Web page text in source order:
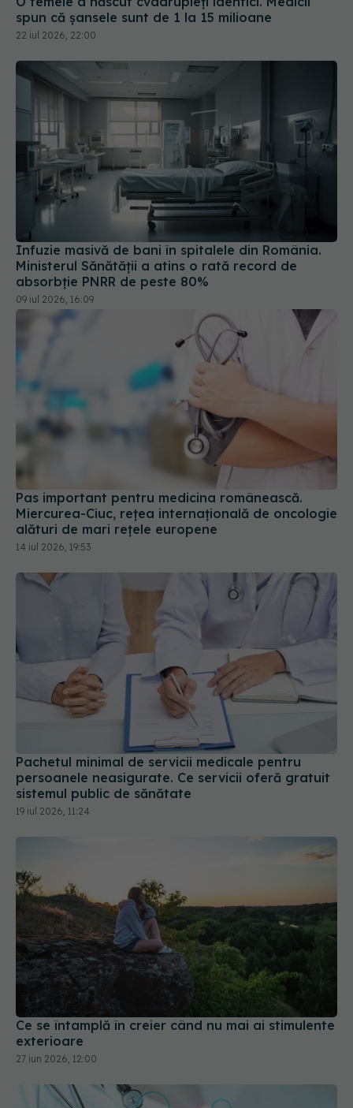
spun că șansele sunt de 1 la 15 milioane
22 iul 2026, 22:00
Infuzie masivă de bani în spitalele din România.
Ministerul Sănătății a atins o rată record de
absorbție PNRR de peste 80%
09 iul 2026, 16:09
Pas important pentru medicina românească.
Miercurea-Ciuc, rețea internațională de oncologie
alături de mari rețele europene
14 iul 2026, 19:53
Pachetul minimal de servicii medicale pentru
persoanele neasigurate. Ce servicii oferă gratuit
sistemul public de sănătate
19 iul 2026, 11:24
Ce se întamplă în creier când nu mai ai stimulente
exterioare
27 iun 2026, 12:00